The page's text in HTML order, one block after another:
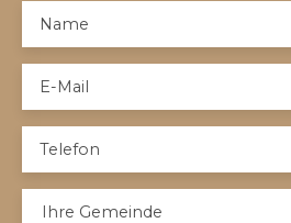
Name
E-Mail
Telefon
Ihre Gemeinde